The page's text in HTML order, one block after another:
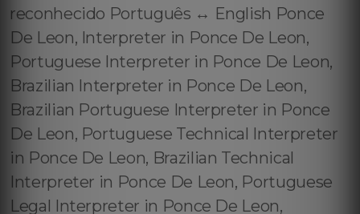
reconhecido Português ↔️ English Ponce
De Leon, Interpreter in Ponce De Leon,
Portuguese Interpreter in Ponce De Leon,
Brazilian Interpreter in Ponce De Leon,
Brazilian Portuguese Interpreter in Ponce
De Leon, Portuguese Technical Interpreter
in Ponce De Leon, Brazilian Technical
Interpreter in Ponce De Leon, Portuguese
Legal Interpreter in Ponce De Leon,